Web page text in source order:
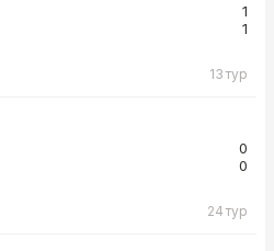
1
1
13 тур
0
0
24 тур